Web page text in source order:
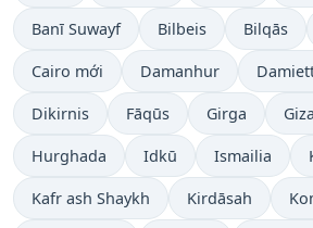
Banī Suwayf Bilbeis Bilqās
Cairo mới Damanhur
Dikirnis Fāqūs Girga Giza
Hurghada Idkū Ismailia
Kafr ash Shaykh Kirdāsah